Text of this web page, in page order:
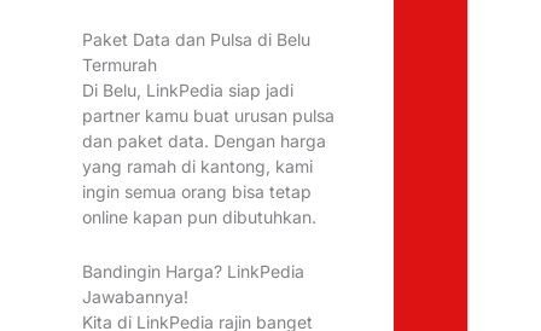
Paket Data dan Pulsa di Belu
Termurah
Di Belu, LinkPedia siap jadi
partner kamu buat urusan pulsa
dan paket data. Dengan harga
yang ramah di kantong, kami
ingin semua orang bisa tetap
online kapan pun dibutuhkan.
Bandingin Harga? LinkPedia
Jawabannya!
Kita di LinkPedia rajin banget